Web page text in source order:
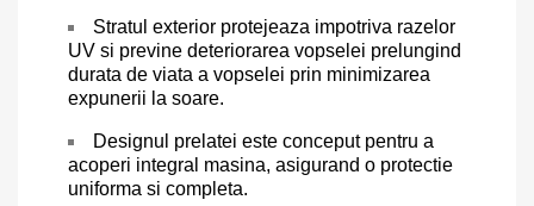
Stratul exterior protejeaza impotriva razelor
UV si previne deteriorarea vopselei prelungind
durata de viata a vopselei prin minimizarea
expunerii la soare.
Designul prelatei este conceput pentru a
acoperi integral masina, asigurand o protectie
uniforma si completa.